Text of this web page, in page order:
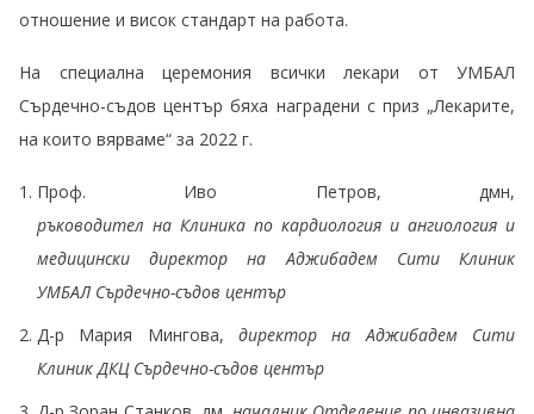
отношение и висок стандарт на работа.
На специална церемония всички лекари от УМБАЛ
Сърдечно-съдов център бяха наградени с приз „Лекарите,
на които вярваме“ за 2022 г.
Проф. Иво Петров, дмн,
ръководител на Клиника по кардиология и ангиология и
медицински директор на Аджибадем Сити Клиник
УМБАЛ Сърдечно-съдов център
Д-р Мария Мингова, директор на Аджибадем Сити
Клиник ДКЦ Сърдечно-съдов център